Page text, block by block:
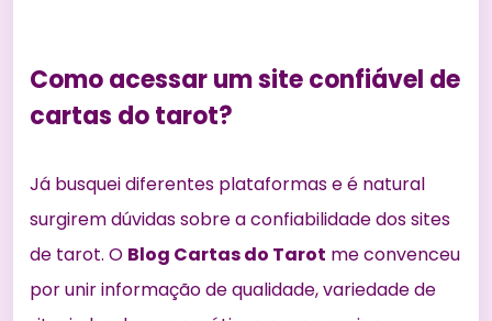
Como acessar um site confiável de
cartas do tarot?
Já busquei diferentes plataformas e é natural
surgirem dúvidas sobre a confiabilidade dos sites
de tarot. O Blog Cartas do Tarot me convenceu
por unir informação de qualidade, variedade de